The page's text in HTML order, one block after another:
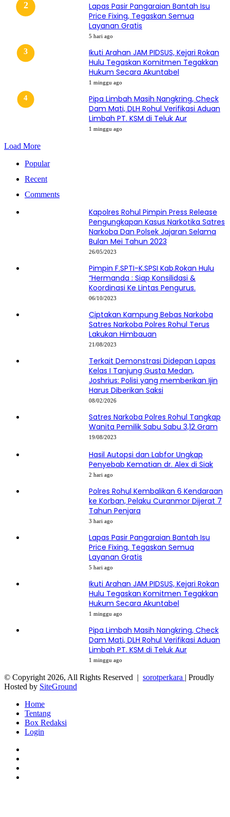
Lapas Pasir Pangaraian Bantah Isu
Price Fixing, Tegaskan Semua
Layanan Gratis
5 hari ago
Ikuti Arahan JAM PIDSUS, Kejari Rokan
Hulu Tegaskan Komitmen Tegakkan
Hukum Secara Akuntabel
1 minggu ago
Pipa Limbah Masih Nangkring, Check
Dam Mati, DLH Rohul Verifikasi Aduan
Limbah PT. KSM di Teluk Aur
1 minggu ago
Load More
Popular
Recent
Comments
Kapolres Rohul Pimpin Press Release
Pengungkapan Kasus Narkotika Satres
Narkoba Dan Polsek Jajaran Selama
Bulan Mei Tahun 2023
26/05/2023
Pimpin F.SPTI-K.SPSI Kab.Rokan Hulu
“Hermanda : Siap Konsilidasi &
Koordinasi Ke Lintas Pengurus.
06/10/2023
Ciptakan Kampung Bebas Narkoba
Satres Narkoba Polres Rohul Terus
Lakukan Himbauan
21/08/2023
Terkait Demonstrasi Didepan Lapas
Kelas I Tanjung Gusta Medan,
Joshrius: Polisi yang memberikan Ijin
Harus Diberikan Saksi
08/02/2026
Satres Narkoba Polres Rohul Tangkap
Wanita Pemilik Sabu Sabu 3,12 Gram
19/08/2023
Hasil Autopsi dan Labfor Ungkap
Penyebab Kematian dr. Alex di Siak
2 hari ago
Polres Rohul Kembalikan 6 Kendaraan
ke Korban, Pelaku Curanmor Dijerat 7
Tahun Penjara
3 hari ago
Lapas Pasir Pangaraian Bantah Isu
Price Fixing, Tegaskan Semua
Layanan Gratis
5 hari ago
Ikuti Arahan JAM PIDSUS, Kejari Rokan
Hulu Tegaskan Komitmen Tegakkan
Hukum Secara Akuntabel
1 minggu ago
Pipa Limbah Masih Nangkring, Check
Dam Mati, DLH Rohul Verifikasi Aduan
Limbah PT. KSM di Teluk Aur
1 minggu ago
© Copyright 2026, All Rights Reserved | sorotperkara | Proudly
Hosted by SiteGround
Home
Tentang
Box Redaksi
Login